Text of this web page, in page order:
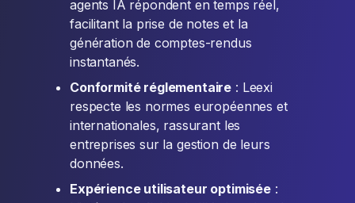
agents IA répondent en temps réel,
facilitant la prise de notes et la
génération de comptes-rendus
instantanés.
Conformité réglementaire : Leexi
respecte les normes européennes et
internationales, rassurant les
entreprises sur la gestion de leurs
données.
Expérience utilisateur optimisée: